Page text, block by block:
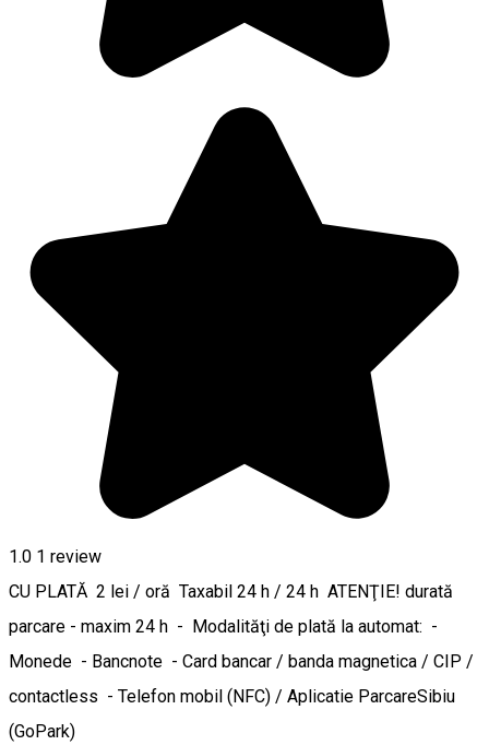
1.0 1 review
CU PLATĂ 2 lei / oră Taxabil 24 h / 24 h ATENŢIE! durată
parcare - maxim 24 h - Modalităţi de plată la automat: -
Monede - Bancnote - Card bancar / banda magnetica / CIP /
contactless - Telefon mobil (NFC) / Aplicatie ParcareSibiu
(GoPark)